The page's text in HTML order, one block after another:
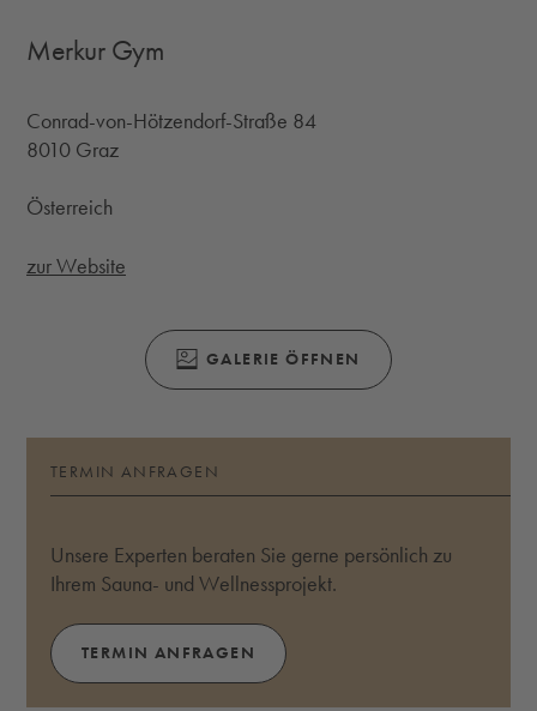
Merkur Gym
Conrad-von-Hötzendorf-Straße 84
8010 Graz
Österreich
zur Website
GALERIE ÖFFNEN
(ÖFFNET SICH IN EINEM MODALEN
TERMIN ANFRAGEN
Unsere Experten beraten Sie gerne persönlich zu
Ihrem Sauna- und Wellnessprojekt.
TERMIN ANFRAGEN